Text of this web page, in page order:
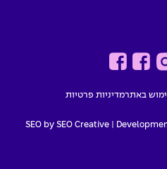
באתרמדיניות פרטיות
SEO by SEO Creative